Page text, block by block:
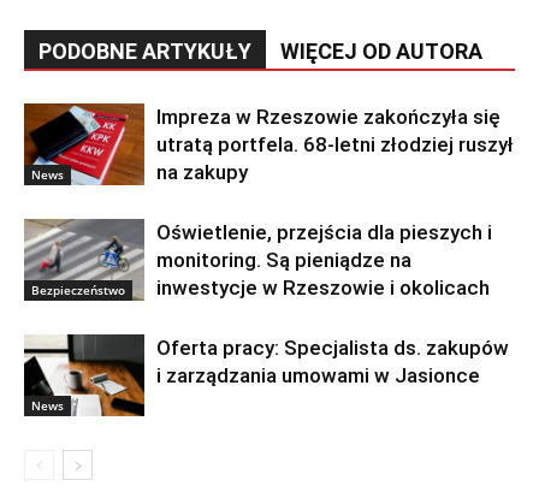
PODOBNE ARTYKUŁY WIĘCEJ OD AUTORA
News
Impreza w Rzeszowie zakończyła się
utratą portfela. 68-letni złodziej ruszył
na zakupy
Bezpieczeństwo
Oświetlenie, przejścia dla pieszych i
monitoring. Są pieniądze na
inwestycje w Rzeszowie i okolicach
News
Oferta pracy: Specjalista ds. zakupów
i zarządzania umowami w Jasionce